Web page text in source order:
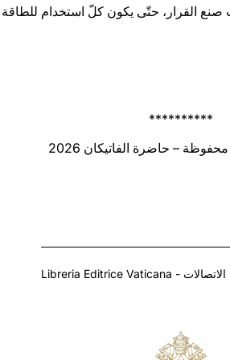
القرار، حتّى يكون كلّ استخدام للطاقة
**********
– حاضرة الفاتيكان 2026